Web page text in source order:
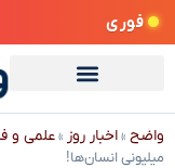
فوری
واضح »اخبار روز »علمی و
میلیونی انسان‌ها!